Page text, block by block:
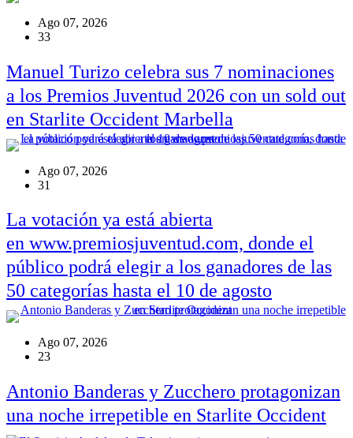
Ago 07, 2026
33
Manuel Turizo celebra sus 7 nominaciones
a los Premios Juventud 2026 con un sold out
en Starlite Occident Marbella
Ago 07, 2026
31
La votación ya está abierta
en www.premiosjuventud.com, donde el
público podrá elegir a los ganadores de las
50 categorías hasta el 10 de agosto
Ago 07, 2026
23
Antonio Banderas y Zucchero protagonizan
una noche irrepetible en Starlite Occident